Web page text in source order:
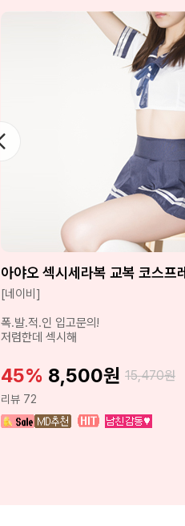
아야오 섹시세라복 교복 코스프레
[네이비]
폭.발.적.인 입고문의!
저렴한데 섹시해
45% 8,500원 15,470원
리뷰 72